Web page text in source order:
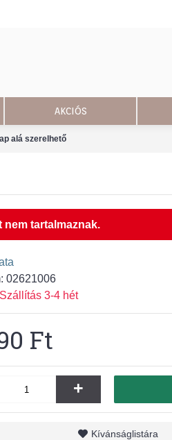
AKCIÓS
alá szerelhető
nem tartalmaznak.
02621006
Szállítás 3-4 hét
Ft
+
Kívánságlistára